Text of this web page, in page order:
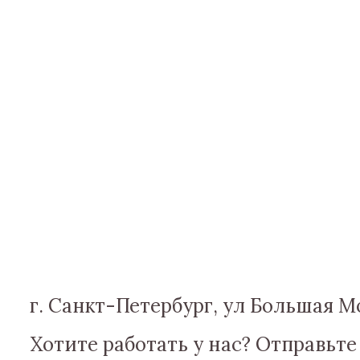
г. Санкт-Петербург, ул Большая
Хотите работать у нас?